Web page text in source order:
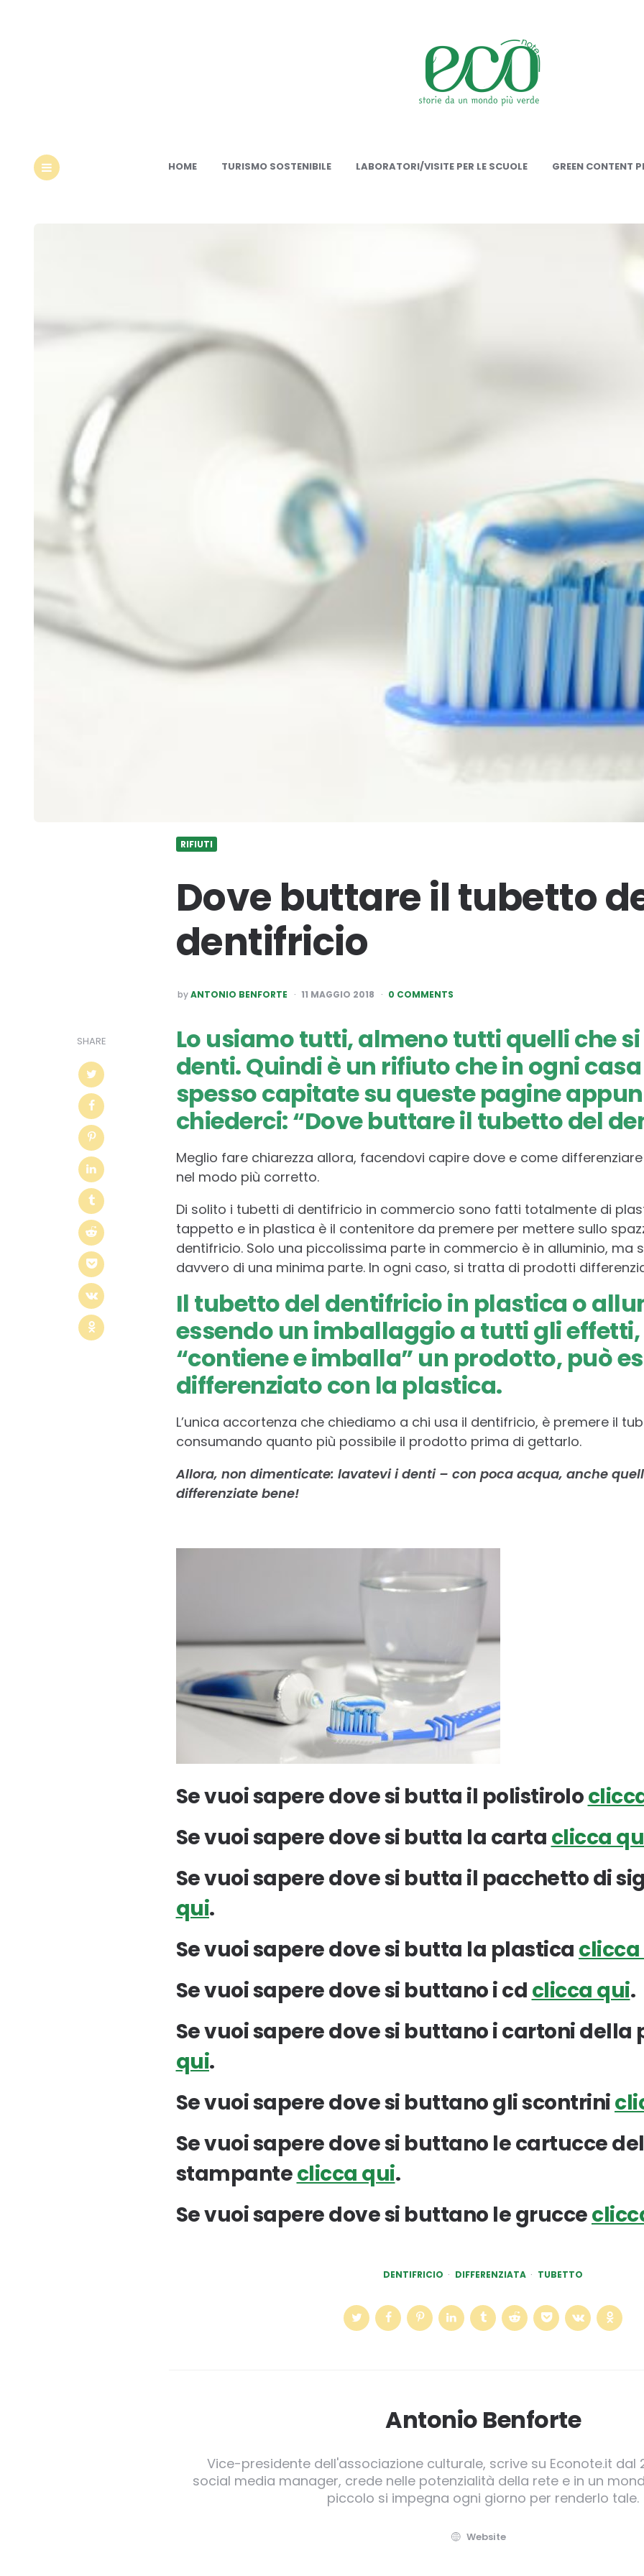
HOME TURISMO SOSTENIBILE LABORATORI/VISITE PER LE SCUOLE GREEN CONTENT
RIFIUTI
Dove buttare il tubetto
dentifricio
POSTED
BY
by ANTONIO BENFORTE 11 MAGGIO 2018 0 COMMENTS
SHARE
Lo usiamo tutti, almeno tutti quelli che
denti. Quindi è un rifiuto che in ogni
spesso capitate su queste pagine
chiederci: “Dove buttare il tubetto del
Meglio fare chiarezza allora, facendovi capire dove e come
nel modo più corretto.
Di solito i tubetti di dentifricio in commercio sono fatti totalmente di
tappetto e in plastica è il contenitore da premere per mettere sullo
dentifricio. Solo una piccolissima parte in commercio è in alluminio, ma
davvero di una minima parte. In ogni caso, si tratta di prodotti
Il tubetto del dentifricio in plastica o
essendo un imballaggio a tutti gli
“contiene e imballa” un prodotto, può
differenziato con la plastica.
L’unica accortenza che chiediamo a chi usa il dentifricio, è premere il
consumando quanto più possibile il prodotto prima di gettarlo.
Allora, non dimenticate: lavatevi i denti – con poca acqua, anche
differenziate bene!
Se vuoi sapere dove si butta il polistirolo
Se vuoi sapere dove si butta la carta clicca
Se vuoi sapere dove si butta il pacchetto di
qui.
Se vuoi sapere dove si butta la plastica
Se vuoi sapere dove si buttano i cd clicca qui.
Se vuoi sapere dove si buttano i cartoni della
qui.
Se vuoi sapere dove si buttano gli scontrini
Se vuoi sapere dove si buttano le cartucce
stampanteclicca qui.
Se vuoi sapere dove si buttano le grucce
DENTIFRICIO DIFFERENZIATA TUBETTO
Antonio Benforte
Vice-presidente dell'associazione culturale, scrive su Econote.it dal
social media manager, crede nelle potenzialità della rete e in un
piccolo si impegna ogni giorno per renderlo tale.
Website